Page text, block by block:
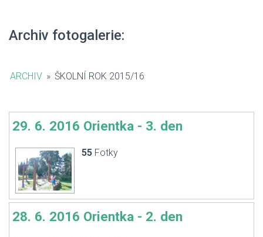
Archiv fotogalerie:
ARCHIV » ŠKOLNÍ ROK 2015/16
29. 6. 2016 Orientka - 3. den
55 Fotky
28. 6. 2016 Orientka - 2. den